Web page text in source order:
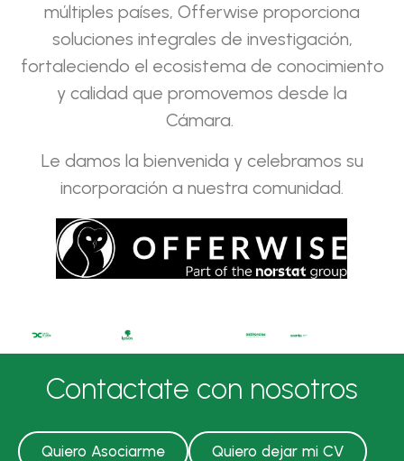
múltiples países, Offerwise proporciona
soluciones integrales de investigación,
fortaleciendo el ecosistema de conocimiento
y calidad que promovemos desde la
Cámara.
Le damos la bienvenida y celebramos su
incorporación a nuestra comunidad.
Contactate con nosotros
Quiero Asociarme Quiero dejar mi CV